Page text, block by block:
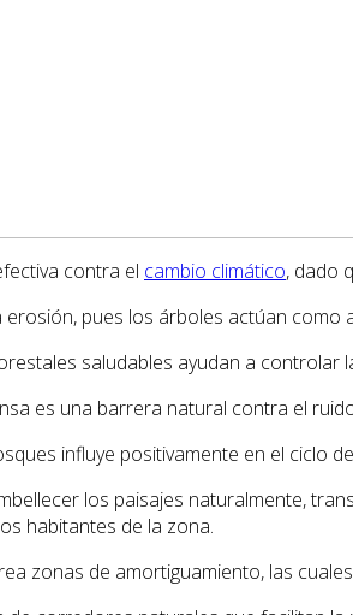
contra el cambio climático, dado
erosión, pues los árboles actúan
saludables ayudan a controlar
es una barrera natural contra el
influye positivamente en el ciclo
los paisajes naturalmente,
habitantes de la zona.
zonas de amortiguamiento, las